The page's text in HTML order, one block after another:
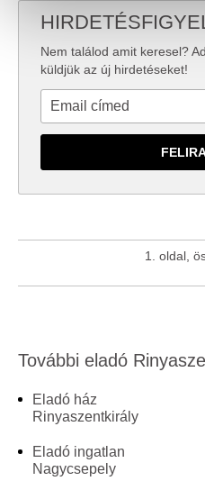
valamint
közösségi média-, hirdető-
megosztjuk az Ön
adatait, akik kombinálhatják
adatokkal, amelyeket Ön
Nem találod amit keresel?
küldjük az új hirdetéseket!
1. oldal,
További eladó
Eladó ház
Rinyaszentkirály
Eladó ingatlan
Nagycsepely